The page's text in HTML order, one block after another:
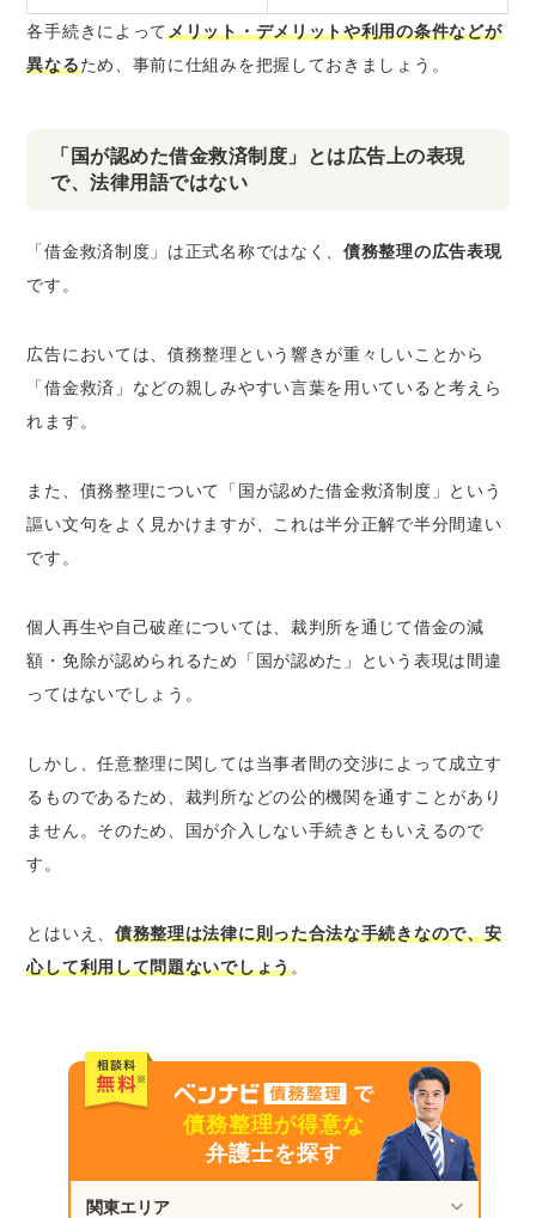
各手続きによってメリット・デメリットや利用の条件などが
異なるため、事前に仕組みを把握しておきましょう。
「国が認めた借金救済制度」とは広告上の表現
で、法律用語ではない
「借金救済制度」は正式名称ではなく、債務整理の広告表現
です。
広告においては、債務整理という響きが重々しいことから
「借金救済」などの親しみやすい言葉を用いていると考えら
れます。
また、債務整理について「国が認めた借金救済制度」という
謳い文句をよく見かけますが、これは半分正解で半分間違い
です。
個人再生や自己破産については、裁判所を通じて借金の減
額・免除が認められるため「国が認めた」という表現は間違
ってはないでしょう。
しかし、任意整理に関しては当事者間の交渉によって成立す
るものであるため、裁判所などの公的機関を通すことがあり
ません。そのため、国が介入しない手続きともいえるので
す。
とはいえ、 債務整理は法律に則った合法な手続きなので、安
心して利用して問題ないでしょう。
債務整理が得意な
弁護士を探す
関東エリア